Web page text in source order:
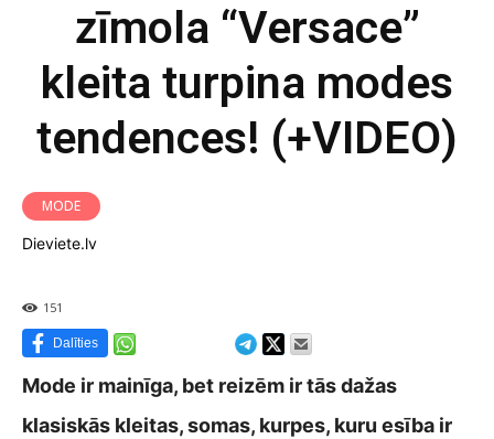
zīmola “Versace”
kleita turpina modes
tendences! (+VIDEO)
MODE
Dieviete.lv
151
Dalīties
Mode ir mainīga, bet reizēm ir tās dažas
klasiskās kleitas, somas, kurpes, kuru esība ir